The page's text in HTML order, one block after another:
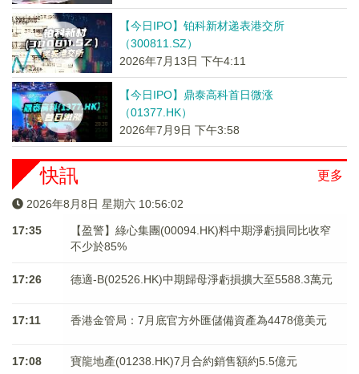
【今日IPO】铂科新材递表港交所
（300811.SZ）
2026年7月13日 下午4:11
【今日IPO】鼎泰高科首日微涨
（01377.HK）
2026年7月9日 下午3:58
更多
快訊
2026年8月8日 星期六 10:56:02
17:35
【盈警】綠心集團(00094.HK)料中期淨虧損同比收窄
不少於85%
17:26 德適-B(02526.HK)中期歸母淨虧損擴大至5588.3萬元
17:11 香港金管局：7月底官方外匯儲備資產為4478億美元
17:08 寶龍地產(01238.HK)7月合約銷售額約5.5億元